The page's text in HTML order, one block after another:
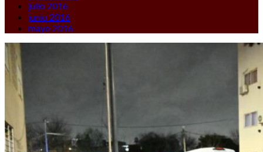
julio 2016
junio 2016
mayo 2016